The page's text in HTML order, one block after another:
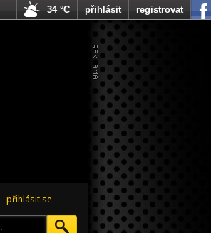
přihlásit se
34 °C přihlásit registrovat